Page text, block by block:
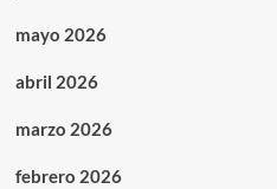
mayo 2026
abril 2026
marzo 2026
febrero 2026